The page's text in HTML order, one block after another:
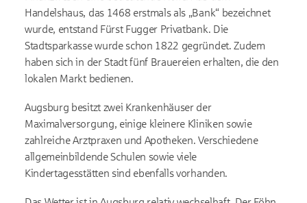
Handelshaus, das 1468 erstmals als „Bank“ bezeichnet
wurde, entstand Fürst Fugger Privatbank. Die
Stadtsparkasse wurde schon 1822 gegründet. Zudem
haben sich in der Stadt fünf Brauereien erhalten, die den
lokalen Markt bedienen.
Augsburg besitzt zwei Krankenhäuser der
Maximalversorgung, einige kleinere Kliniken sowie
zahlreiche Arztpraxen und Apotheken. Verschiedene
allgemeinbildende Schulen sowie viele
Kindertagesstätten sind ebenfalls vorhanden.